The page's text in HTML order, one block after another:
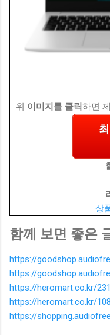
위 이미지를 클릭하면
상
함께 보면 좋은
https://
https://
https://heromart.co.kr/
https://heromart.co.kr/
https://